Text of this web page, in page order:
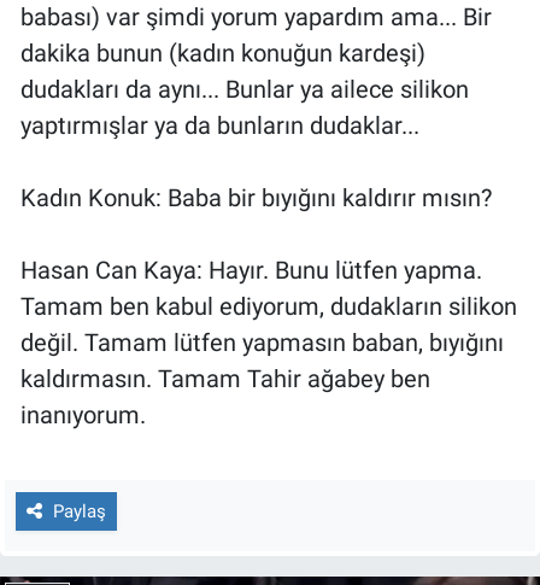
babası) var şimdi yorum yapardım ama... Bir
dakika bunun (kadın konuğun kardeşi)
dudakları da aynı... Bunlar ya ailece silikon
yaptırmışlar ya da bunların dudaklar...
Kadın Konuk: Baba bir bıyığını kaldırır mısın?
Hasan Can Kaya: Hayır. Bunu lütfen yapma.
Tamam ben kabul ediyorum, dudakların silikon
değil. Tamam lütfen yapmasın baban, bıyığını
kaldırmasın. Tamam Tahir ağabey ben
inanıyorum.
Paylaş